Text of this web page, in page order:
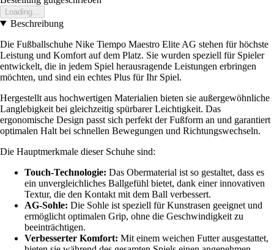
Loading...
Beschreibung
Die Fußballschuhe Nike Tiempo Maestro Elite AG stehen für höchste
Leistung und Komfort auf dem Platz. Sie wurden speziell für Spieler
entwickelt, die in jedem Spiel herausragende Leistungen erbringen
möchten, und sind ein echtes Plus für Ihr Spiel.
Hergestellt aus hochwertigen Materialien bieten sie außergewöhnliche
Langlebigkeit bei gleichzeitig spürbarer Leichtigkeit. Das
ergonomische Design passt sich perfekt der Fußform an und garantiert
optimalen Halt bei schnellen Bewegungen und Richtungswechseln.
Die Hauptmerkmale dieser Schuhe sind:
Touch-Technologie: Das Obermaterial ist so gestaltet, dass es
ein unvergleichliches Ballgefühl bietet, dank einer innovativen
Textur, die den Kontakt mit dem Ball verbessert.
AG-Sohle: Die Sohle ist speziell für Kunstrasen geeignet und
ermöglicht optimalen Grip, ohne die Geschwindigkeit zu
beeinträchtigen.
Verbesserter Komfort: Mit einem weichen Futter ausgestattet,